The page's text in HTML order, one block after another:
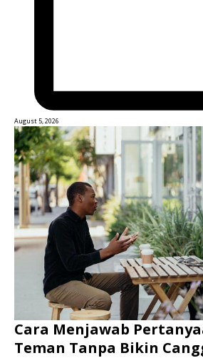
August 5, 2026
Cara Menjawab
Teman Tanpa Bikin